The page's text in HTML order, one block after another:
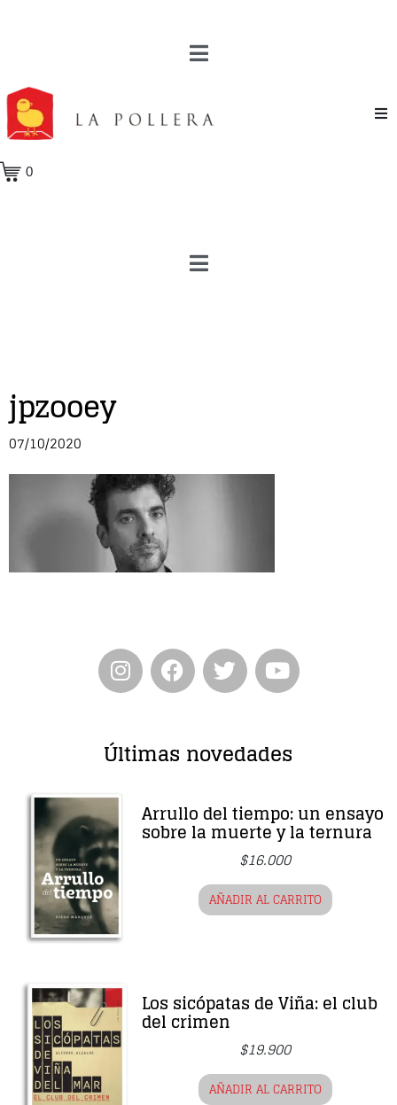
0
jpzooey
07/10/2020
Últimas novedades
Arrullo del tiempo: un ensayo
sobre la muerte y la ternura
$16.000
AÑADIR AL CARRITO
Los sicópatas de Viña: el club
del crimen
$19.900
AÑADIR AL CARRITO